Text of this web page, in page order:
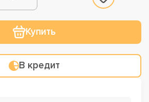
Купить
В кредит